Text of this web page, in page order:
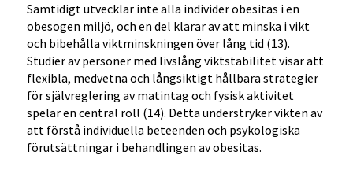
Samtidigt utvecklar inte alla individer obesitas i en
obesogen miljö, och en del klarar av att minska i vikt
och bibehålla viktminskningen över lång tid (13).
Studier av personer med livslång viktstabilitet visar att
flexibla, medvetna och långsiktigt hållbara strategier
för självreglering av matintag och fysisk aktivitet
spelar en central roll (14). Detta understryker vikten av
att förstå individuella beteenden och psykologiska
förutsättningar i behandlingen av obesitas.